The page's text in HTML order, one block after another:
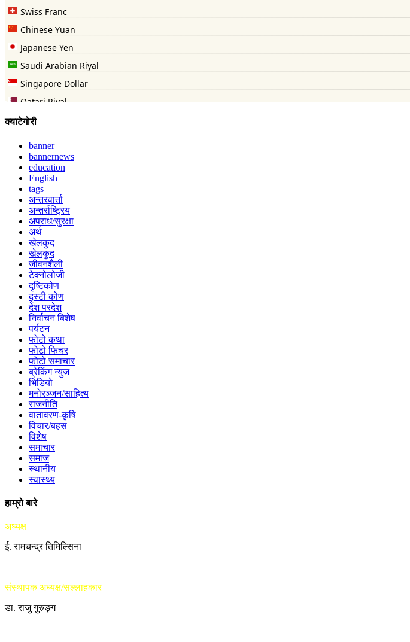
क्याटेगोरी
banner
bannernews
education
English
tags
अन्तरवार्ता
अन्तर्राष्ट्रिय
अपराध/सुरक्षा
अर्थ
खेलकुद
खेलकुद
जीवनशैली
टेक्नोलोजी
दृष्टिकोण
दृस्टी कोण
देश परदेश
निर्वाचन बिशेष
पर्यटन
फोटो कथा
फोटो फिचर
फोटो समाचार
ब्रेकिंग न्युज
भिडियो
मनोरञ्जन/साहित्य
राजनीति
वातावरण-कृषि
विचार/बहस
विशेष
समाचार
समाज
स्थानीय
स्वास्थ्य
हाम्रो बारे
अध्यक्ष
ई. रामचन्द्र तिमिल्सिना
संस्थापक अध्यक्ष/सल्लाहकार
डा. राजु गुरुङ्ग